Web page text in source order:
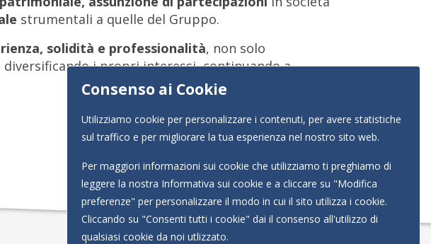
strumentali a quelle del Gruppo.
solidità e professionalità, non solo
i propri interessi, continuando a
Consenso ai Cookie
Utilizziamo cookie per personalizzare i contenuti, per avere statistiche
sul traffico e per migliorare la tua esperienza nel nostro sito web.
Per maggiori informazioni sui cookie che utilizziamo ti preghiamo di
leggere la nostra Informativa sui cookie e a cliccare su "Modifica
preferenze" per personalizzare il modo in cui il sito utilizza i cookie.
Cliccando su "Consenti tutti i cookie" dai il consenso all'utilizzo di
qualsiasi cookie da noi utlizzato.